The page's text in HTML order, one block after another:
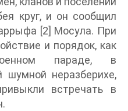
круг, и он сообщил
[2] Мосула. При
и порядок, как
параде, в
шумной неразберихе,
встречать в